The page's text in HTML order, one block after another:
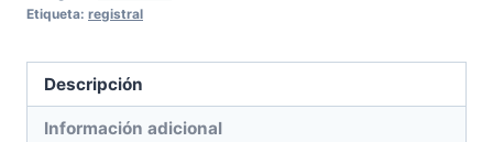
Etiqueta: registral
Descripción
Información adicional